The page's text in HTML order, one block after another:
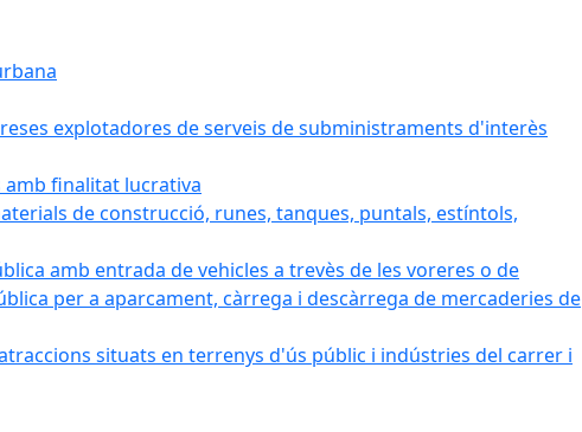
explotadores de serveis de subministraments d'interès
amb finalitat lucrativa
de construcció, runes, tanques, puntals, estíntols,
amb entrada de vehicles a trevès de les voreres o de
per a aparcament, càrrega i descàrrega de mercaderies de
situats en terrenys d'ús públic i indústries del carrer i